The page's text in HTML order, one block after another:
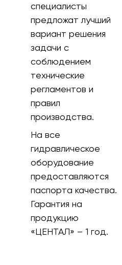
специалисты
предложат лучший
вариант решения
задачи с
соблюдением
технические
регламентов и
правил
производства.
На все
гидравлическое
оборудование
предоставляются
паспорта качества.
Гарантия на
продукцию
«ЦЕНТАЛ» – 1 год.